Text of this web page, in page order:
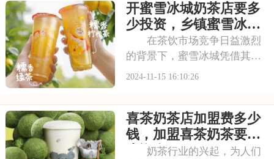
牌注重与消费者的互动与沟
通，通过社交媒体等渠道收集
反馈，不断优化产品和
开蜜雪冰城奶茶店要多
少投资，乡镇蜜雪冰城
加盟条件和费用
在茶饮市场竞争日益激烈
的背景下，蜜雪冰城凭借其独
特的品牌魅力和优质的产品脱
无疑是一个值得考虑的加盟对
象。本文将深入探讨蜜雪冰城
加盟费用的具体情况
2024-11-15 16:10:26
喜茶奶茶店加盟费多少
钱，加盟喜茶奶茶要多
少资金
奶茶行业的兴起，为人们